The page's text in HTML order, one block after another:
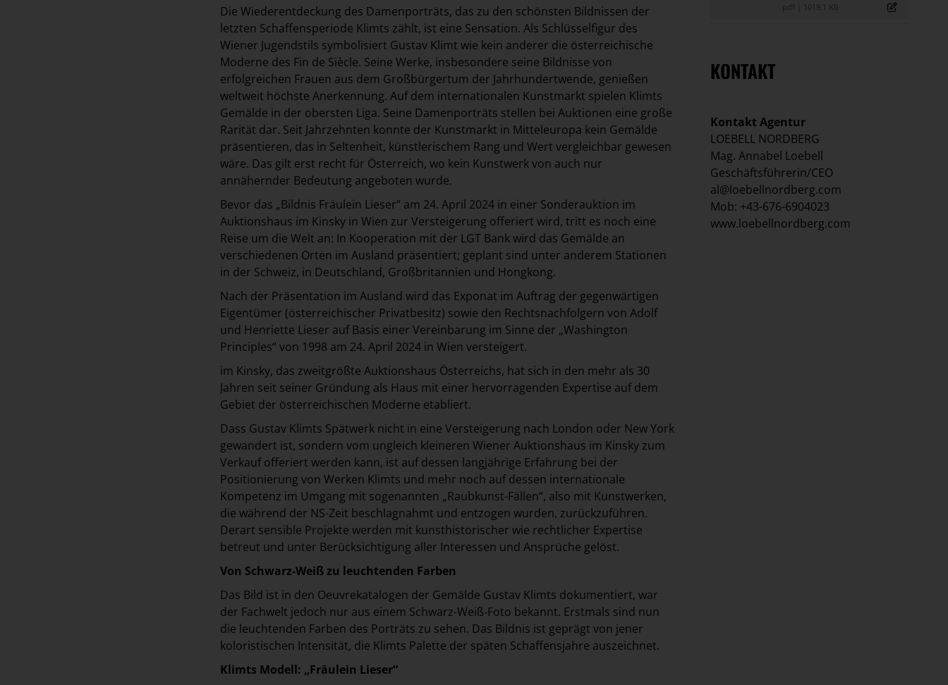
Die Wiederentdeckung des Damenporträts, das zu den schönsten Bildnissen der
letzten Schaffensperiode Klimts zählt, ist eine Sensation. Als Schlüsselfigur des
Wiener Jugendstils symbolisiert Gustav Klimt wie kein anderer die österreichische
Moderne des Fin de Siècle. Seine Werke, insbesondere seine Bildnisse von
erfolgreichen Frauen aus dem Großbürgertum der Jahrhundertwende, genießen
weltweit höchste Anerkennung. Auf dem internationalen Kunstmarkt spielen Klimts
Gemälde in der obersten Liga. Seine Damenporträts stellen bei Auktionen eine große
Rarität dar. Seit Jahrzehnten konnte der Kunstmarkt in Mitteleuropa kein Gemälde
präsentieren, das in Seltenheit, künstlerischem Rang und Wert vergleichbar gewesen
wäre. Das gilt erst recht für Österreich, wo kein Kunstwerk von auch nur
annähernder Bedeutung angeboten wurde.
Bevor das „Bildnis Fräulein Lieser“ am 24. April 2024 in einer Sonderauktion im
Auktionshaus im Kinsky in Wien zur Versteigerung offeriert wird, tritt es noch eine
Reise um die Welt an: In Kooperation mit der LGT Bank wird das Gemälde an
verschiedenen Orten im Ausland präsentiert; geplant sind unter anderem Stationen
in der Schweiz, in Deutschland, Großbritannien und Hongkong.
Nach der Präsentation im Ausland wird das Exponat im Auftrag der gegenwärtigen
Eigentümer (österreichischer Privatbesitz) sowie den Rechtsnachfolgern von Adolf
und Henriette Lieser auf Basis einer Vereinbarung im Sinne der „Washington
Principles“ von 1998 am 24. April 2024 in Wien versteigert.
im Kinsky, das zweitgrößte Auktionshaus Österreichs, hat sich in den mehr als 30
Jahren seit seiner Gründung als Haus mit einer hervorragenden Expertise auf dem
Gebiet der österreichischen Moderne etabliert.
Dass Gustav Klimts Spätwerk nicht in eine Versteigerung nach London oder New York
gewandert ist, sondern vom ungleich kleineren Wiener Auktionshaus im Kinsky zum
Verkauf offeriert werden kann, ist auf dessen langjährige Erfahrung bei der
Positionierung von Werken Klimts und mehr noch auf dessen internationale
Kompetenz im Umgang mit sogenannten „Raubkunst-Fällen“, also mit Kunstwerken,
die während der NS-Zeit beschlagnahmt und entzogen wurden, zurückzuführen.
Derart sensible Projekte werden mit kunsthistorischer wie rechtlicher Expertise
betreut und unter Berücksichtigung aller Interessen und Ansprüche gelöst.
Von Schwarz-Weiß zu leuchtenden Farben
Das Bild ist in den Oeuvrekatalogen der Gemälde Gustav Klimts dokumentiert, war
der Fachwelt jedoch nur aus einem Schwarz-Weiß-Foto bekannt. Erstmals sind nun
die leuchtenden Farben des Porträts zu sehen. Das Bildnis ist geprägt von jener
koloristischen Intensität, die Klimts Palette der späten Schaffensjahre auszeichnet.
Klimts Modell: „Fräulein Lieser“
.pdf
1019,1 KB
KONTAKT
Kontakt Agentur
LOEBELL NORDBERG
Mag. Annabel Loebell
Geschäftsführerin/CEO
al@loebellnordberg.com
Mob: +43-676-6904023
www.loebellnordberg.com